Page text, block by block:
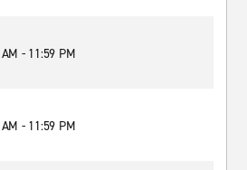
- 11:59 PM
- 11:59 PM